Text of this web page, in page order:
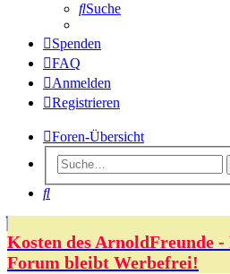
Suche
Spenden
FAQ
Anmelden
Registrieren
Foren-Übersicht
Suche
Kosten des ArnoldFreunde -
Forum bleibt Werbefrei!